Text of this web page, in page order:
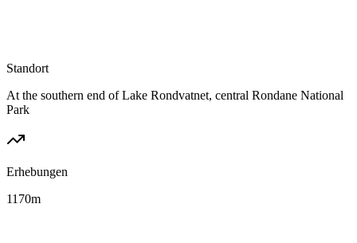
Standort
At the southern end of Lake Rondvatnet, central Rondane National
Park
Erhebungen
1170m